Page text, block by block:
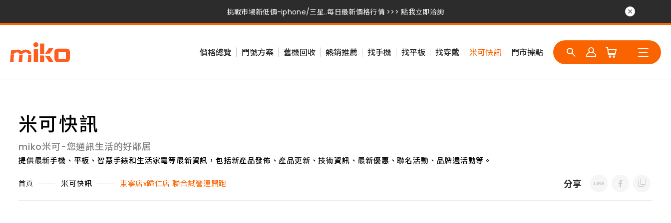
挑戰市場新低價-iphone/三星..每日最新價格行情 >>> 點我立即洽詢
挑戰市場新低價-iphone/三星..每日最新價格行情 >>> 點我立即洽詢
價格總覽 門號方案 舊機回收 熱銷推薦 找手機 找平板 找穿戴 米可快訊 門市據點
米可快訊
miko米可-您通訊生活的好鄰居
提供最新手機、平板、智慧手錶和生活家電等最新資訊，包括新產品發佈、產品更新、技術資訊、最新優惠、聯名活動、品牌週活動等。
首頁 米可快訊 東寧店x歸仁店 聯合試營運開跑 分享